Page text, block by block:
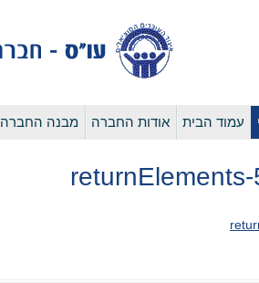
עמוד הבית אודות החברה מבנה החברה